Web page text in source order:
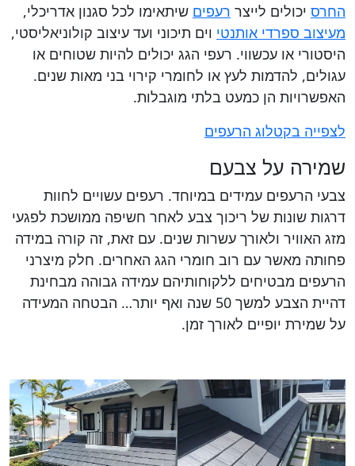
החרס יכולים לייצר רעפים שיתאימו לכל סגנון אדריכלי,
מעיצוב ספרדי אותנטי וים תיכוני ועד עיצוב קולוניאליסטי,
היסטורי או עכשווי. רעפי הגג יכולים להיות שטוחים או
עגולים, להדמות לעץ או לחומרי קירוי בני מאות שנים.
האפשרויות הן כמעט בלתי מוגבלות.
לצפייה בקטלוג הרעפים
שמירה על צבעם
צבעי הרעפים עמידים במיוחד. רעפים עשויים לחוות
דרגות שונות של ריכוך צבע לאחר חשיפה ממושכת לפגעי
מזג האוויר ולאורך עשרות שנים. עם זאת, זה קורה במידה
פחותה מאשר עם רוב חומרי הגג האחרים. חלק מיצרני
הרעפים מבטיחים ללקוחותיהם עמידה גבוהה מבחינת
דהיית הצבע למשך 50 שנה ואף יותר… הבטחה המעידה
על שמירת יופיים לאורך זמן.